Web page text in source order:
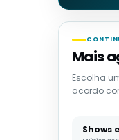
Mais
Escolha
acordo
Shows